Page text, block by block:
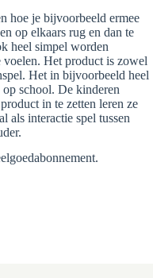
hoe je bijvoorbeeld ermee
op elkaars rug en dan te
heel simpel worden
Het product is zowel
Het in bijvoorbeeld heel
school. De kinderen
in te zetten leren ze
als interactie spel tussen